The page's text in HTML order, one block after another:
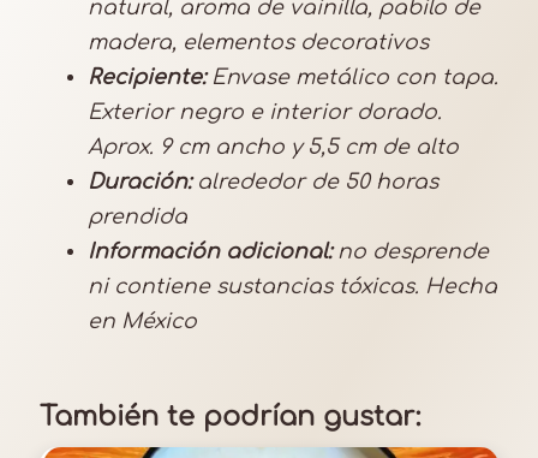
natural, aroma de vainilla, pabilo de
madera, elementos decorativos
Recipiente:Envase metálico con tapa.
Exterior negro e interior dorado.
Aprox. 9 cm ancho y 5,5 cm de alto
Duración:alrededor de 50 horas
prendida
Información adicional:no desprende
ni contiene sustancias tóxicas. Hecha
en México
También te podrían gustar: